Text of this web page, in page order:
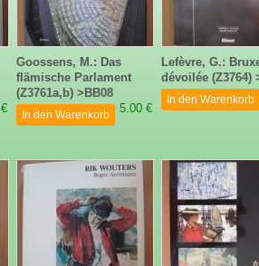
Goossens, M.: Das
flämische Parlament
(Z3761a,b) >BB08
5.00 €
In den Warenkorb
Lefèvre, G.:
dévoilée (Z3764)
In den Warenkorb